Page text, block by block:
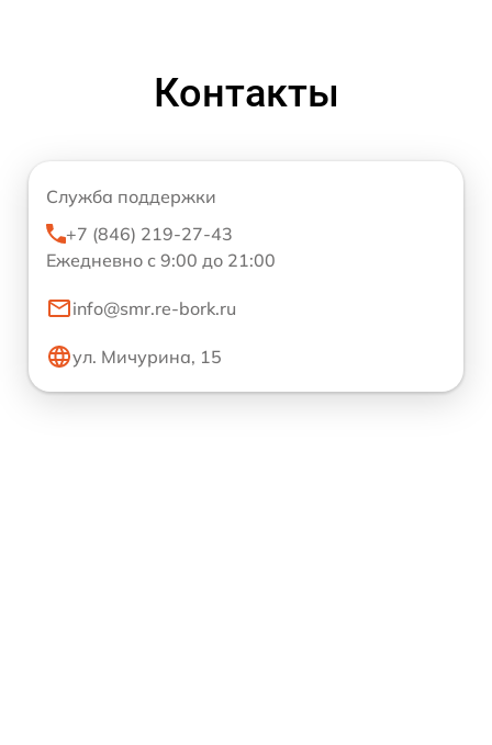
Контакты
Служба поддержки
+7 (846) 219-27-43
Ежедневно с 9:00 до 21:00
info@smr.re-bork.ru
ул. Мичурина, 15